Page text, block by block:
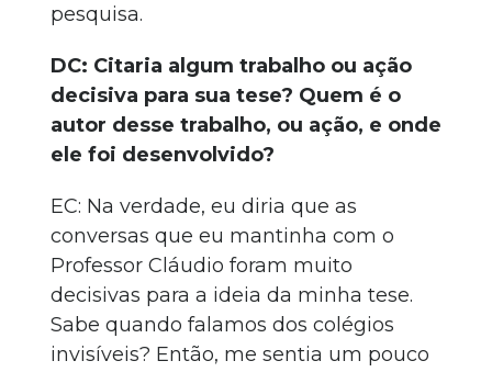
pesquisa.
DC: Citaria algum trabalho ou ação
decisiva para sua tese? Quem é o
autor desse trabalho, ou ação, e onde
ele foi desenvolvido?
EC: Na verdade, eu diria que as
conversas que eu mantinha com o
Professor Cláudio foram muito
decisivas para a ideia da minha tese.
Sabe quando falamos dos colégios
invisíveis? Então, me sentia um pouco